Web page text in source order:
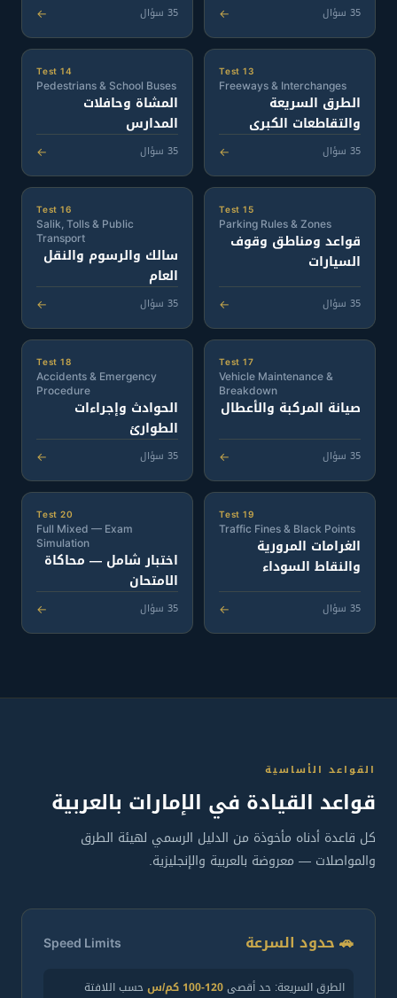
35 سؤال ← 35 سؤال ←
Test 13
Freeways & Interchanges
الطرق السريعة
والتقاطعات الكبرى
35 سؤال ←
Test 14
Pedestrians & School Buses
المشاة وحافلات
المدارس
35 سؤال ←
Test 15
Parking Rules & Zones
قواعد ومناطق وقوف
السيارات
35 سؤال ←
Test 16
Salik, Tolls & Public
Transport
سالك والرسوم والنقل
العام
35 سؤال ←
Test 17
Vehicle Maintenance &
Breakdown
صيانة المركبة والأعطال
35 سؤال ←
Test 18
Accidents & Emergency
Procedure
الحوادث وإجراءات
الطوارئ
35 سؤال ←
Test 19
Traffic Fines & Black Points
الغرامات المرورية
والنقاط السوداء
35 سؤال ←
Test 20
Full Mixed — Exam
Simulation
اختبار شامل — محاكاة
الامتحان
35 سؤال ←
القواعد الأساسية
قواعد القيادة في الإمارات بالعربية
كل قاعدة أدناه مأخوذة من الدليل الرسمي لهيئة الطرق
والمواصلات — معروضة بالعربية والإنجليزية.
🚗 حدود السرعة Speed Limits
الطرق السريعة: حد أقصى120-100 كم/س حسب اللافتة